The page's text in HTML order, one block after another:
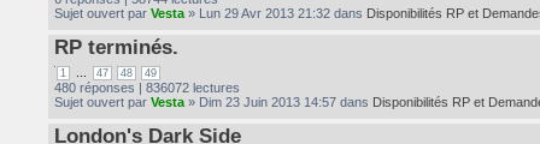
Sujet ouvert par Vesta » Lun 29 Avr 2013 21:32 dans Disponibilités RP et
RP terminés.
1 47 48 49
480 réponses | 836072 lectures
Sujet ouvert par Vesta » Dim 23 Juin 2013 14:57 dans Disponibilités RP et
London's Dark Side